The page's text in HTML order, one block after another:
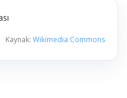
Kaynak: Wikimedia Commons